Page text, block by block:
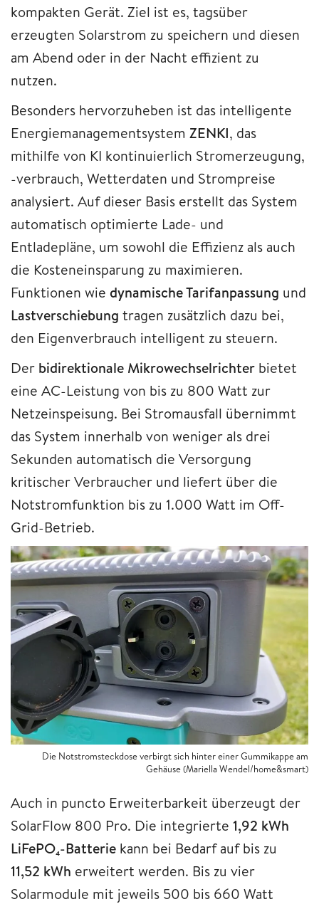
kompakten Gerät. Ziel ist es, tagsüber
erzeugten Solarstrom zu speichern und diesen
am Abend oder in der Nacht effizient zu
nutzen.
Besonders hervorzuheben ist das intelligente
Energiemanagementsystem ZENKI, das
mithilfe von KI kontinuierlich Stromerzeugung,
-verbrauch, Wetterdaten und Strompreise
analysiert. Auf dieser Basis erstellt das System
automatisch optimierte Lade- und
Entladepläne, um sowohl die Effizienz als auch
die Kosteneinsparung zu maximieren.
Funktionen wie dynamische Tarifanpassung und
Lastverschiebung tragen zusätzlich dazu bei,
den Eigenverbrauch intelligent zu steuern.
Der bidirektionale Mikrowechselrichter bietet
eine AC-Leistung von bis zu 800 Watt zur
Netzeinspeisung. Bei Stromausfall übernimmt
das System innerhalb von weniger als drei
Sekunden automatisch die Versorgung
kritischer Verbraucher und liefert über die
Notstromfunktion bis zu 1.000 Watt im Off-
Grid-Betrieb.
Die Notstromsteckdose verbirgt sich hinter einer Gummikappe am
Gehäuse (Mariella Wendel/home&smart)
Auch in puncto Erweiterbarkeit überzeugt der
SolarFlow 800 Pro. Die integrierte 1,92 kWh
LiFePO₄-Batterie kann bei Bedarf auf bis zu
11,52 kWh erweitert werden. Bis zu vier
Solarmodule mit jeweils 500 bis 660 Watt